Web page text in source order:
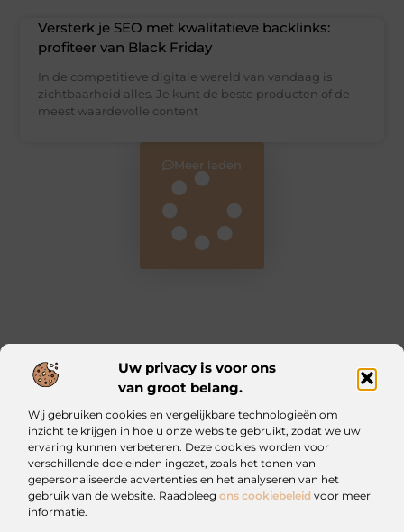
Uw privacy is voor ons
van groot belang.
Wij gebruiken cookies en vergelijkbare technologieën om
inzicht te krijgen in hoe u onze website gebruikt, zodat we uw
ervaring kunnen verbeteren. Deze cookies worden voor
verschillende doeleinden ingezet, zoals het tonen van
gepersonaliseerde advertenties en het analyseren van het
gebruik van de website. Raadpleeg ons cookiebeleid voor meer
informatie.
Versterk je SEO met kwalitatieve backlinks:
profiteer van Black Friday
In de competitieve digitale wereld van vandaag is
zichtbaarheid alles. Je kunt de beste producten of de
meest waardevolle content
Meer laden
Main Links
Iztougoud.be: Voor wie nieuwsgierig blijft
Blogs vol inspiratie en praktische wijsheid.